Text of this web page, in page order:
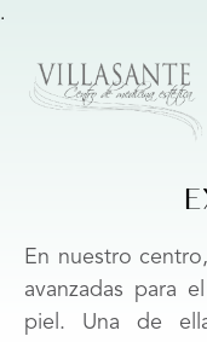
.
En nuestro
avanzadas para
piel. Una de